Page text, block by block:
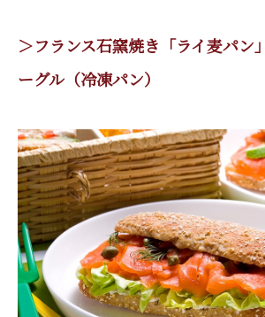
＞フランス石窯焼き「ライ麦パン
ーグル（冷凍パン）